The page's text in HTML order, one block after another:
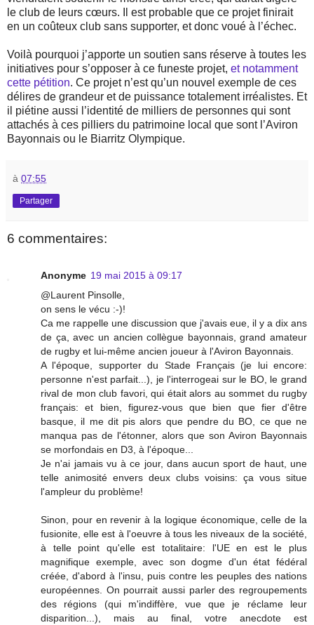
le club de leurs cœurs. Il est probable que ce projet finirait
en un coûteux club sans supporter, et donc voué à l’échec.
Voilà pourquoi j’apporte un soutien sans réserve à toutes les
initiatives pour s’opposer à ce funeste projet, et notamment
cette pétition. Ce projet n’est qu’un nouvel exemple de ces
délires de grandeur et de puissance totalement irréalistes. Et
il piétine aussi l’identité de milliers de personnes qui sont
attachés à ces pilliers du patrimoine local que sont l’Aviron
Bayonnais ou le Biarritz Olympique.
à 07:55
Partager
6 commentaires:
Anonyme 19 mai 2015 à 09:17
@Laurent Pinsolle,
on sens le vécu :-)!
Ca me rappelle une discussion que j'avais eue, il y a dix ans
de ça, avec un ancien collègue bayonnais, grand amateur
de rugby et lui-même ancien joueur à l'Aviron Bayonnais.
A l'époque, supporter du Stade Français (je lui encore:
personne n'est parfait...), je l'interrogeai sur le BO, le grand
rival de mon club favori, qui était alors au sommet du rugby
français: et bien, figurez-vous que bien que fier d'être
basque, il me dit pis alors que pendre du BO, ce que ne
manqua pas de l'étonner, alors que son Aviron Bayonnais
se morfondais en D3, à l'époque...
Je n'ai jamais vu à ce jour, dans aucun sport de haut, une
telle animosité envers deux clubs voisins: ça vous situe
l'ampleur du problème!
Sinon, pour en revenir à la logique économique, celle de la
fusionite, elle est à l'oeuvre à tous les niveaux de la société,
à telle point qu'elle est totalitaire: l'UE en est le plus
magnifique exemple, avec son dogme d'un état fédéral
créée, d'abord à l'insu, puis contre les peuples des nations
européennes. On pourrait aussi parler des regroupements
des régions (qui m'indiffère, vue que je réclame leur
disparition...), mais au final, votre anecdote est